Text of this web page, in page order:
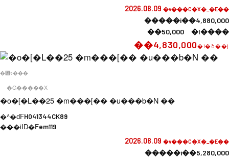
2026.08.09 �v���C�X�_�E��
�����i��4,880,000
��50,000 �l����
��4,830,000�i�ō��j
�݌ɂ���
�G�����X
�o�[�L��25 �m���[�� �u���b�N ��
�^�ԁFH041344CK89
���iID�Fem119
2026.08.09 �v���C�X�_�E��
�����i��5,280,000